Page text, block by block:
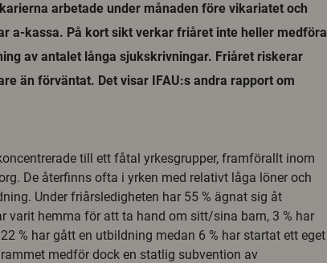
arbetade under månaden före vikariatet och
a-kassa. På kort sikt verkar friåret inte heller medföra
av antalet långa sjukskrivningar. Friåret riskerar
än förväntat. Det visar IFAU:s andra rapport om
till ett fåtal yrkesgrupper, framförallt inom
De återfinns ofta i yrken med relativt låga löner och
Under friårsledigheten har 55 % ägnat sig åt
varit hemma för att ta hand om sitt/sina barn, 3 % har
% har gått en utbildning medan 6 % har startat ett eget
medför dock en statlig subvention av